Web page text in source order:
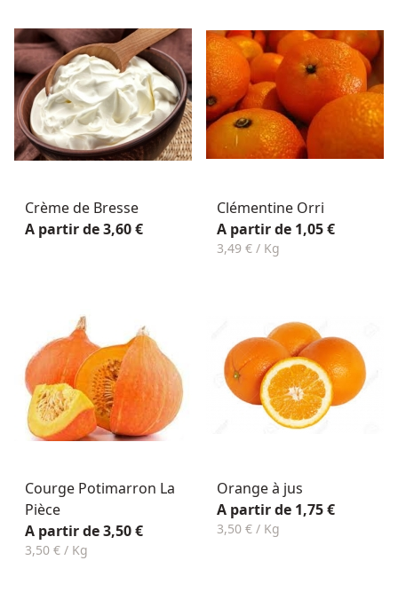
Crème de Bresse
A partir de 3,60 €
Clémentine Orri
A partir de 1,05 €
3,49 € / Kg
Courge Potimarron La
Pièce
A partir de 3,50 €
3,50 € / Kg
Orange à jus
A partir de 1,75 €
3,50 € / Kg